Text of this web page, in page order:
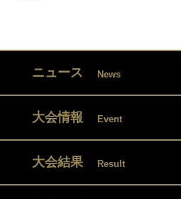
ニュース News
大会情報 Event
大会結果 Result